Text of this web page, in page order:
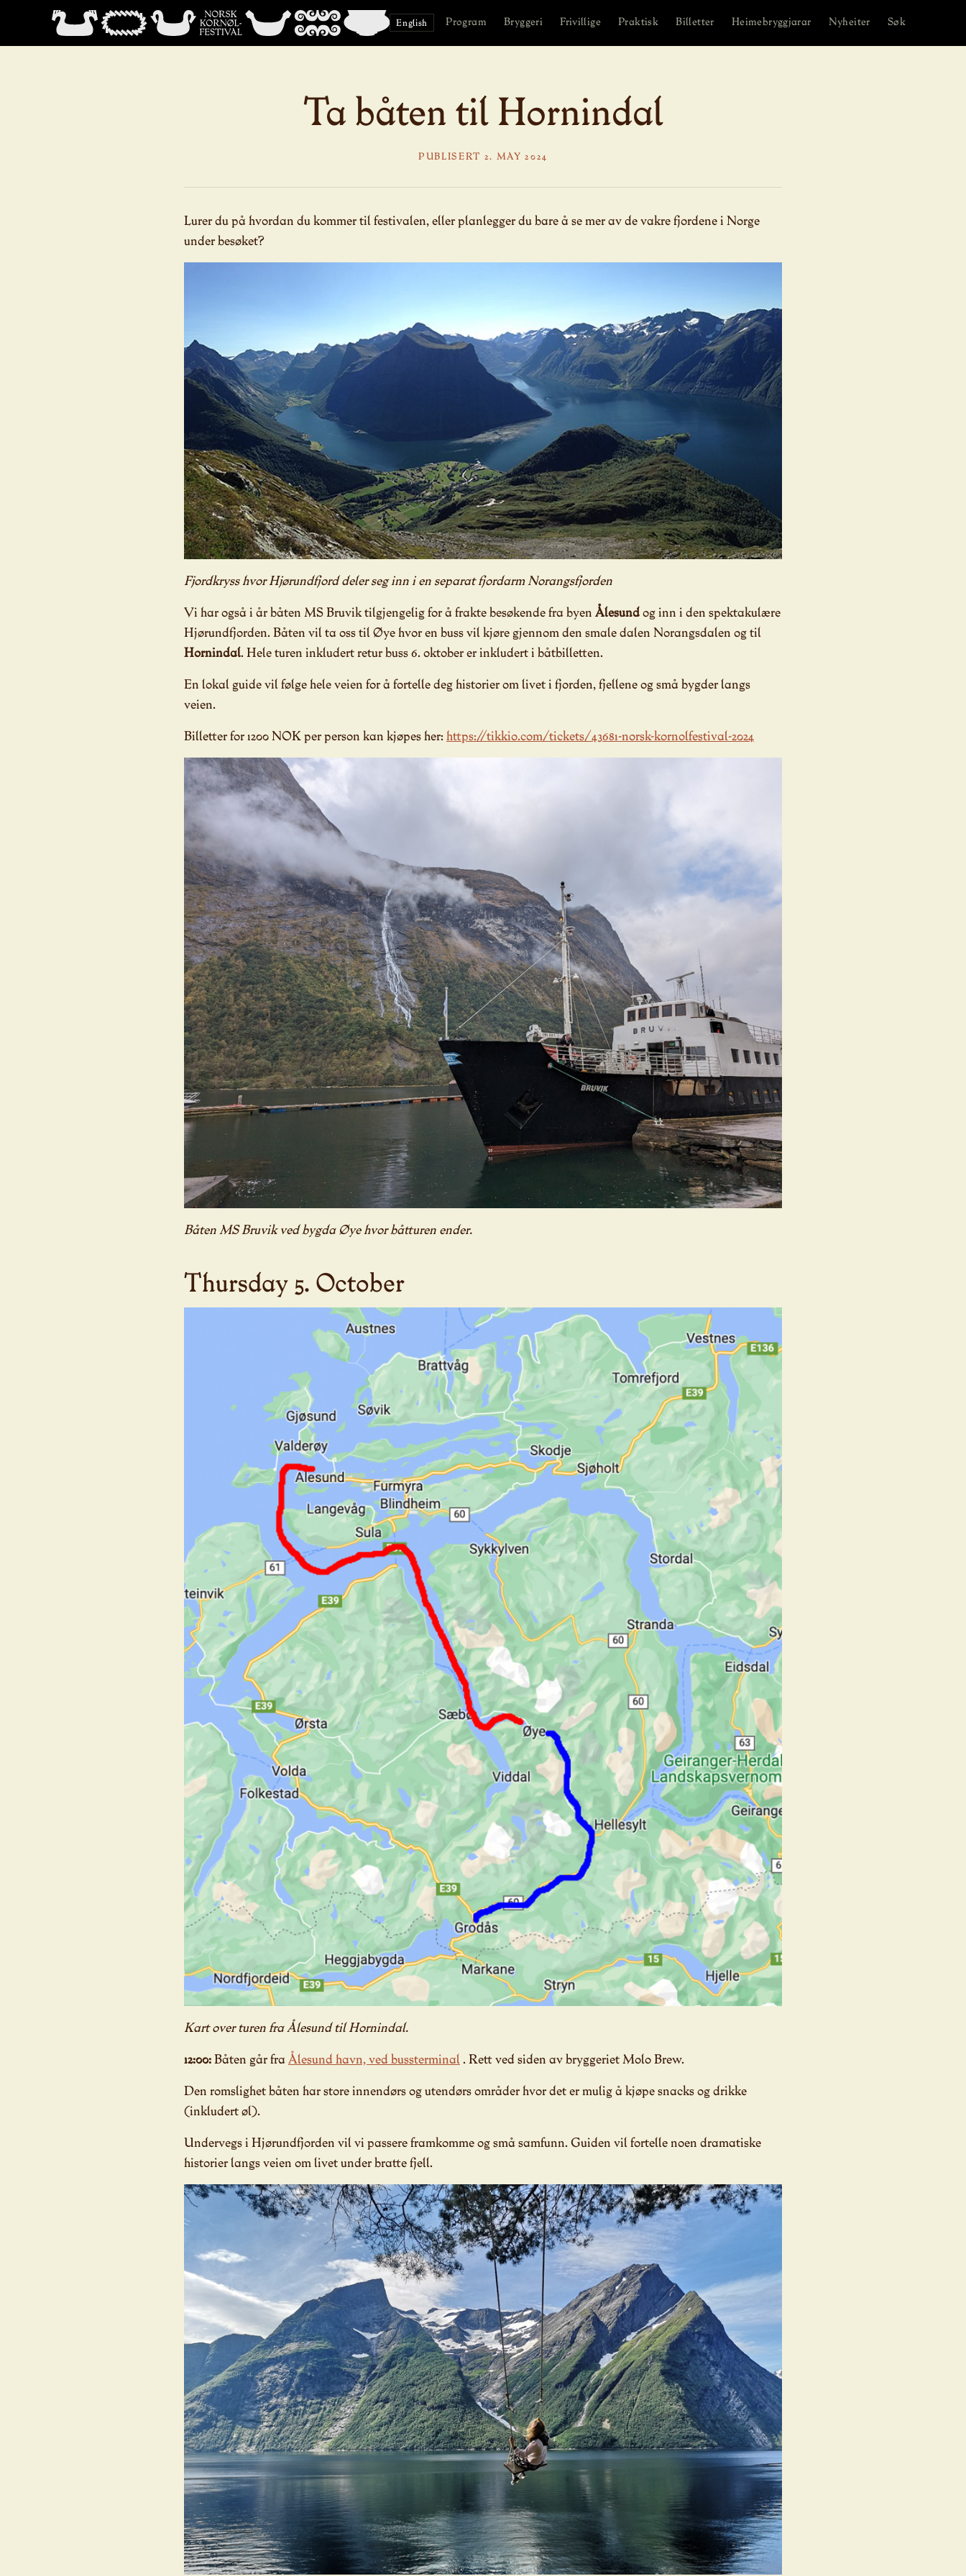
English Program Bryggeri Frivillige Praktisk Billetter Heimebryggjarar Nyheiter Søk
Ta båten til Hornindal
PUBLISERT 2. MAY 2024
Lurer du på hvordan du kommer til festivalen, eller planlegger du bare å se mer av de vakre fjordene i Norge
under besøket?
Fjordkryss hvor Hjørundfjord deler seg inn i en separat fjordarm Norangsfjorden
Vi har også i år båten MS Bruvik tilgjengelig for å frakte besøkende fra byen Ålesundog inn i den spektakulære
Hjørundfjorden. Båten vil ta oss til Øye hvor en buss vil kjøre gjennom den smale dalen Norangsdalen og til
Hornindal. Hele turen inkludert retur buss 6. oktober er inkludert i båtbilletten.
En lokal guide vil følge hele veien for å fortelle deg historier om livet i fjorden, fjellene og små bygder langs
veien.
Billetter for 1200 NOK per person kan kjøpes her: https://tikkio.com/tickets/43681-norsk-kornolfestival-2024
Båten MS Bruvik ved bygda Øye hvor båtturen ender.
Thursday 5. October
Kart over turen fra Ålesund til Hornindal.
12:00:Båten går fra Ålesund havn, ved bussterminal. Rett ved siden av bryggeriet Molo Brew.
Den romslighet båten har store innendørs og utendørs områder hvor det er mulig å kjøpe snacks og drikke
(inkludert øl).
Undervegs i Hjørundfjorden vil vi passere framkomme og små samfunn. Guiden vil fortelle noen dramatiske
historier langs veien om livet under bratte fjell.